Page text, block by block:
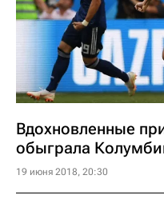
Вдохновленные
обыграла
19 июня 2018, 20:30